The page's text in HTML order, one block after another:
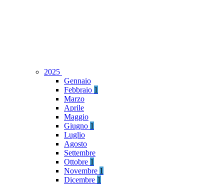
2025
Gennaio
Febbraio 1
Marzo
Aprile
Maggio
Giugno 1
Luglio
Agosto
Settembre
Ottobre 1
Novembre 1
Dicembre 1